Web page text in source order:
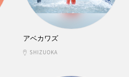
アベカワズ
SHIZUOKA